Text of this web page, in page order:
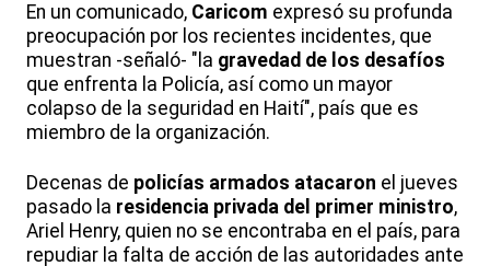
En un comunicado, Caricom expresó su profunda
preocupación por los recientes incidentes, que
muestran -señaló- "la gravedad de los desafíos
que enfrenta la Policía, así como un mayor
colapso de la seguridad en Haití", país que es
miembro de la organización.
Decenas de policías armados atacaron el jueves
pasado la residencia privada del primer ministro,
Ariel Henry, quien no se encontraba en el país, para
repudiar la falta de acción de las autoridades ante